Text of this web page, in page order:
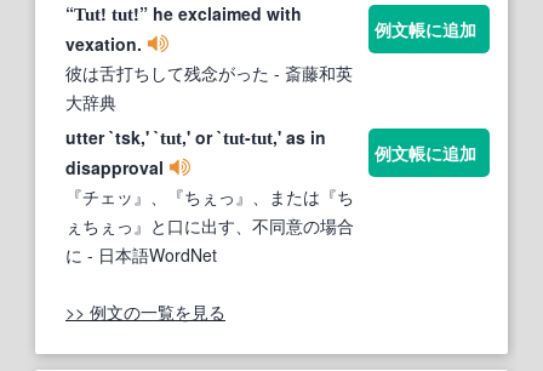
“Tut! tut!” he exclaimed with
vexation.
彼は舌打ちして残念がった - 斎藤和英
大辞典
例文帳に追加
utter `tsk,' `tut,' or `tut-tut,' as in
disapproval
『チェッ』、『ちぇっ』、または『ち
ぇちぇっ』と口に出す、不同意の場合
に - 日本語WordNet
例文帳に追加
>> 例文の一覧を見る